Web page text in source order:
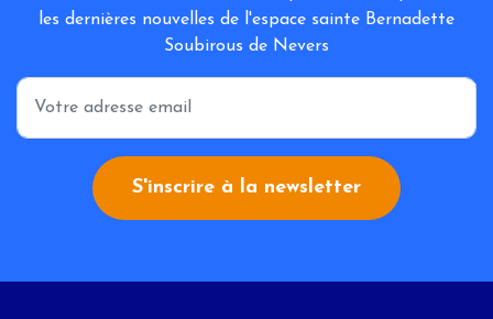
les dernières nouvelles de l'espace sainte Bernadette
Soubirous de Nevers
*
S'inscrire à la newsletter